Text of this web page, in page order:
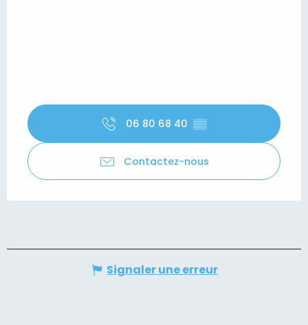
06 80 68 40 ▒▒
Contactez-nous
Signaler une erreur